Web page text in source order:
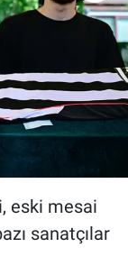
eski mesai
sanatçılar